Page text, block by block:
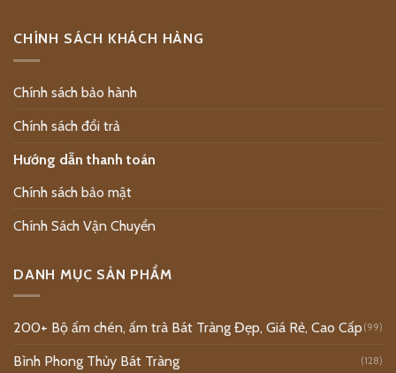
CHÍNH SÁCH KHÁCH HÀNG
Chính sách bảo hành
Chính sách đổi trả
Hướng dẫn thanh toán
Chính sách bảo mật
Chính Sách Vận Chuyển
DANH MỤC SẢN PHẨM
200+ Bộ ấm chén, ấm trà Bát Tràng Đẹp, Giá Rẻ, Cao Cấp (99)
Bình Phong Thủy Bát Tràng (128)